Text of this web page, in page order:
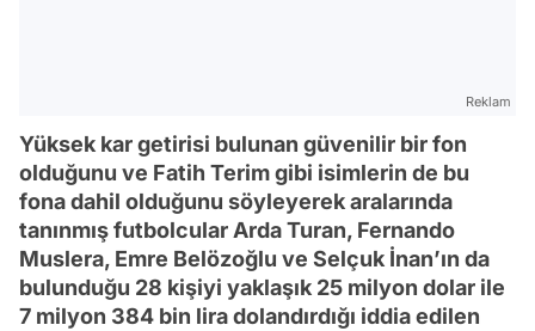
Reklam
Yüksek kar getirisi bulunan güvenilir bir fon
olduğunu ve Fatih Terim gibi isimlerin de bu
fona dahil olduğunu söyleyerek aralarında
tanınmış futbolcular Arda Turan, Fernando
Muslera, Emre Belözoğlu ve Selçuk İnan’ın da
bulunduğu 28 kişiyi yaklaşık 25 milyon dolar ile
7 milyon 384 bin lira dolandırdığı iddia edilen